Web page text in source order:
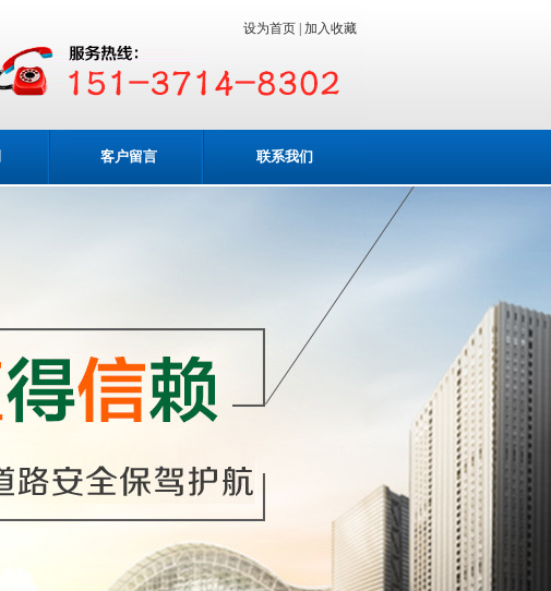
设为首页 | 加入收藏
客户留言 联系我们